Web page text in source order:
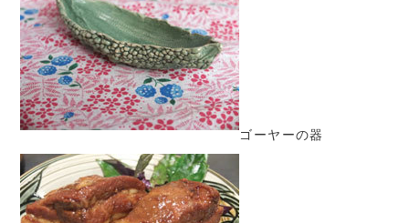
ゴーヤーの器